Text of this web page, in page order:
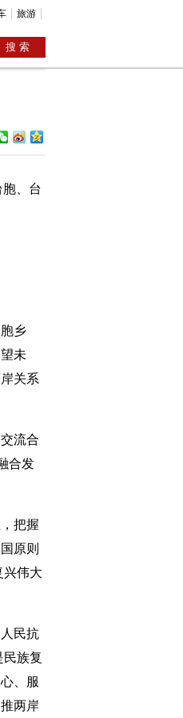
旅游
、台
乡
未
关系
流合
合发
把握
原则
兴伟大
民抗
族复
、服
两岸